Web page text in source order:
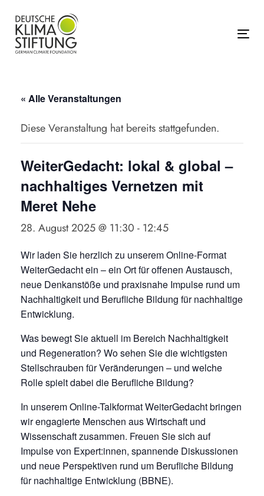
überspringen
primären
Navigation
springen
springen
« Alle Veranstaltungen
Diese Veranstaltung hat bereits stattgefunden.
WeiterGedacht: lokal & global –
nachhaltiges Vernetzen mit
Meret Nehe
28. August 2025 @ 11:30 - 12:45
Wir laden Sie herzlich zu unserem Online-Format
WeiterGedacht ein – ein Ort für offenen Austausch,
neue Denkanstöße und praxisnahe Impulse rund um
Nachhaltigkeit und Berufliche Bildung für nachhaltige
Entwicklung.
Was bewegt Sie aktuell im Bereich Nachhaltigkeit
und Regeneration? Wo sehen Sie die wichtigsten
Stellschrauben für Veränderungen – und welche
Rolle spielt dabei die Berufliche Bildung?
In unserem Online-Talkformat WeiterGedacht bringen
wir engagierte Menschen aus Wirtschaft und
Wissenschaft zusammen. Freuen Sie sich auf
Impulse von Expert:innen, spannende Diskussionen
und neue Perspektiven rund um Berufliche Bildung
für nachhaltige Entwicklung (BBNE).